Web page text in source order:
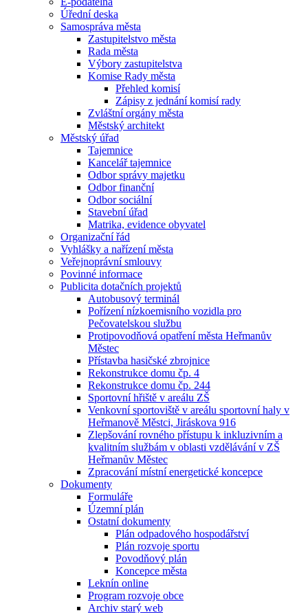
Úřední deska
Samospráva města
Zastupitelstvo města
Rada města
Výbory zastupitelstva
Komise Rady města
Přehled komisí
Zápisy z jednání komisí rady
Zvláštní orgány města
Městský architekt
Městský úřad
Tajemnice
Kancelář tajemnice
Odbor správy majetku
Odbor finanční
Odbor sociální
Stavební úřad
Matrika, evidence obyvatel
Organizační řád
Vyhlášky a nařízení města
Veřejnoprávní smlouvy
Povinné informace
Publicita dotačních projektů
Autobusový terminál
Pořízení nízkoemisního vozidla pro
Pečovatelskou službu
Protipovodňová opatření města Heřmanův
Městec
Přístavba hasičské zbrojnice
Rekonstrukce domu čp. 4
Rekonstrukce domu čp. 244
Sportovní hřiště v areálu ZŠ
Venkovní sportoviště v areálu sportovní haly v
Heřmanově Městci, Jiráskova 916
Zlepšování rovného přístupu k inkluzivním a
kvalitním službám v oblasti vzdělávání v ZŠ
Heřmanův Městec
Zpracování místní energetické koncepce
Dokumenty
Formuláře
Územní plán
Ostatní dokumenty
Plán odpadového hospodářství
Plán rozvoje sportu
Povodňový plán
Koncepce města
Leknín online
Program rozvoje obce
Archiv starý web